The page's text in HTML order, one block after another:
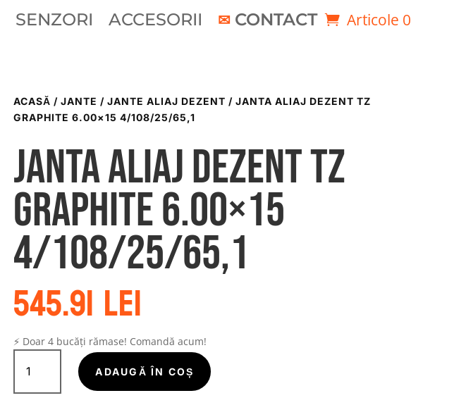
SENZORI ACCESORII CONTACT Articole 0
ACASĂ / JANTE / JANTE ALIAJ DEZENT / JANTA ALIAJ DEZENT TZ
GRAPHITE 6.00×15 4/108/25/65,1
Janta aliaj DEZENT TZ
graphite 6.00×15
4/108/25/65,1
545.91lei
⚡ Doar 4 bucăți rămase! Comandă acum!
Cantitate
Janta
aliaj
ADAUGĂ ÎN COȘ